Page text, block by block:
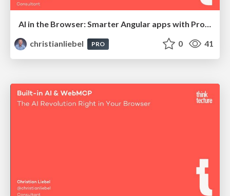
AI in the Browser: Smarter Angular apps with Prompt API and WebNN
christianliebel
PRO 0 41